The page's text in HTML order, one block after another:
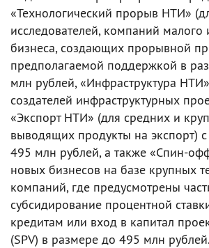
«Технологический прорыв НТИ»
исследователей, компаний малого
бизнеса, создающих прорывной
предполагаемой поддержкой в
млн рублей, «Инфраструктура
создателей инфраструктурных
«Экспорт НТИ» (для средних и
выводящих продукты на экспорт)
495 млн рублей, а также «Спин-
новых бизнесов на базе крупных
компаний, где предусмотрены
субсидирование процентной
кредитам или вход в капитал
(SPV) в размере до 495 млн рублей.